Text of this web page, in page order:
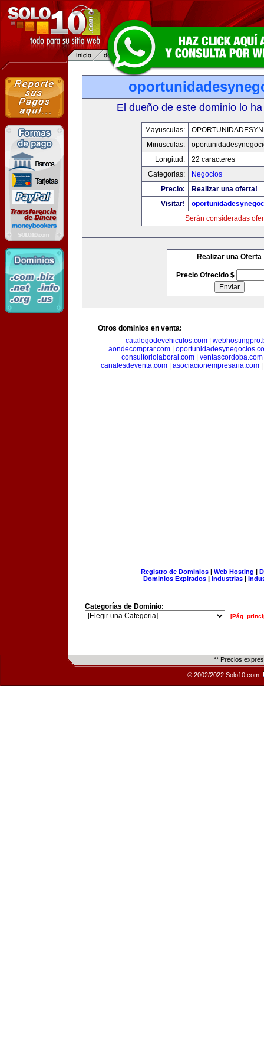
El dueño de este dominio lo
Mayusculas:
Minusculas:
Longitud:
22 caracteres
Categorias:
Negocios
Precio:
Realizar una oferta!
Visitar!
Serán consideradas
Realizar una Oferta
Precio Ofrecido $
Otros dominios en venta:
catalogodevehiculos.com|
aondecomprar.com
consultoriolaboral.com
ventascordoba.com
canalesdeventa.com
asociacionempresaria.com
Registro de Dominios| Web Hosting |
Dominios Expirados | Industrias |
Categorías de Dominio:
[Pág.
** Precios
© 2002/2022 Solo10.com